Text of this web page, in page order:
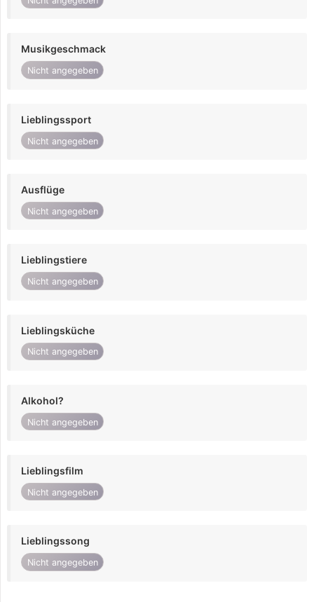
Musikgeschmack
Nicht angegeben
Lieblingssport
Nicht angegeben
Ausflüge
Nicht angegeben
Lieblingstiere
Nicht angegeben
Lieblingsküche
Nicht angegeben
Alkohol?
Nicht angegeben
Lieblingsfilm
Nicht angegeben
Lieblingssong
Nicht angegeben